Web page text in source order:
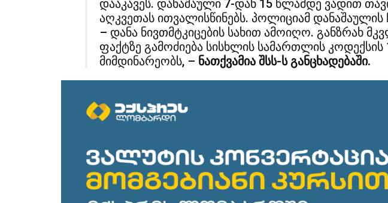
დააკავეს. დანაშაული 7-დან 15 წლამდე ვადით
აღკვეთას ითვალისწინებს. პოლიციამ დანაშაულის
– დანა ნივთმტკიცების სახით ამოიღო. განზრახ
ფაქტზე გამოძიება სისხლის სამართლის
მიმდინარეობს, – ნათქვამია შსს-ს განცხადებაში.